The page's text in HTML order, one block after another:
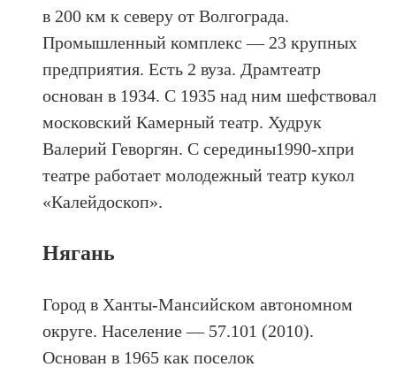
в 200 км к северу от Волгограда.
Промышленный комплекс — 23 крупных
предприятия. Есть 2 вуза. Драмтеатр
основан в 1934. С 1935 над ним шефствовал
московский Камерный театр. Худрук
Валерий Геворгян. С середины1990-хпри
театре работает молодежный театр кукол
«Калейдоскоп».
Нягань
Город в Ханты-Мансийском автономном
округе. Население — 57.101 (2010).
Основан в 1965 как поселок